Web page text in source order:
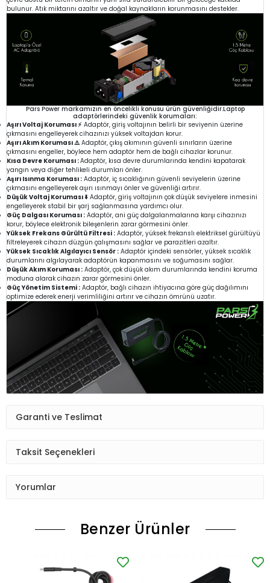
bulunur. Atık miktarını azaltır ve doğal kaynakların korunmasını destekler.
Pars Power markamızın en öncelikli konusu ürün güvenliğidir.Laptop
adaptörlerindeki güvenlik korumaları:
Aşırı Voltaj Koruması ⚡ Adaptör, giriş voltajının belirli bir seviyenin üzerine
çıkmasını engelleyerek cihazınızı yüksek voltajdan korur.
Aşırı Akım Koruması ⚠️Adaptör, çıkış akımının güvenli sınırların üzerine
çıkmasını engeller, böylece hem adaptör hem de bağlı cihazlar korunur.
Kısa Devre Koruması :Adaptör, kısa devre durumlarında kendini kapatarak
yangın veya diğer tehlikeli durumları önler.
Aşırı Isınma Koruması : Adaptör, iç sıcaklığının güvenli seviyelerin üzerine
çıkmasını engelleyerek aşırı ısınmayı önler ve güvenliği artırır.
Düşük Voltaj Koruması ⬇️ Adaptör, giriş voltajının çok düşük seviyelere inmesini
engelleyerek stabil bir şarj sağlanmasına yardımcı olur.
Güç Dalgası Koruması : Adaptör, ani güç dalgalanmalarına karşı cihazınızı
korur, böylece elektronik bileşenlerin zarar görmesini önler.
Yüksek Frekans Gürültü Filtresi : Adaptör, yüksek frekanslı elektriksel gürültüyü
filtreleyerek cihazın düzgün çalışmasını sağlar ve parazitleri azaltır.
Yüksek Sıcaklık Algılayıcı Sensör : Adaptör içindeki sensörler, yüksek sıcaklık
durumlarını algılayarak adaptörün kapanmasını ve soğumasını sağlar.
Düşük Akım Koruması : Adaptör, çok düşük akım durumlarında kendini koruma
moduna alarak cihazın zarar görmesini önler.
Güç Yönetim Sistemi : Adaptör, bağlı cihazın ihtiyacına göre güç dağılımını
optimize ederek enerji verimliliğini artırır ve cihazın ömrünü uzatır.
Garanti ve Teslimat
Taksit Seçenekleri
Yorumlar
Benzer Ürünler